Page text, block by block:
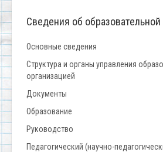
Сведения об образовательной
Основные сведения
Структура и органы управления
организацией
Документы
Образование
Руководство
Педагогический (научно-